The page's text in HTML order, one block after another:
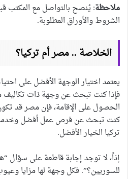
ملاحظة: يُنصح بالتواصل مع المكتب
الشروط والأوراق المطلوبة.
الخلاصة .. مصر أم تركيا؟
يعتمد اختيار الوجهة الأفضل على
فإذا كنت تبحث عن وجهة ذات
الحصول على الإقامة، فإن مصر قد
كنت تبحث عن فرص عمل أفضل
تركيا الخيار الأفضل.
إذاً، لا توجد إجابة قاطعة على سؤال
للسوريين؟”. فكل وجهة لها مزايا